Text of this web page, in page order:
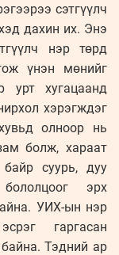
сэтгүүлч
дахин их. Энэ
нэр төрд
үнэн мөнийг
урт хугацаанд
хэрэгждэг
олноор нь
болж, хараат
суурь, дуу
эрх
УИХ-ын нэр
гаргасан
Тэдний ар